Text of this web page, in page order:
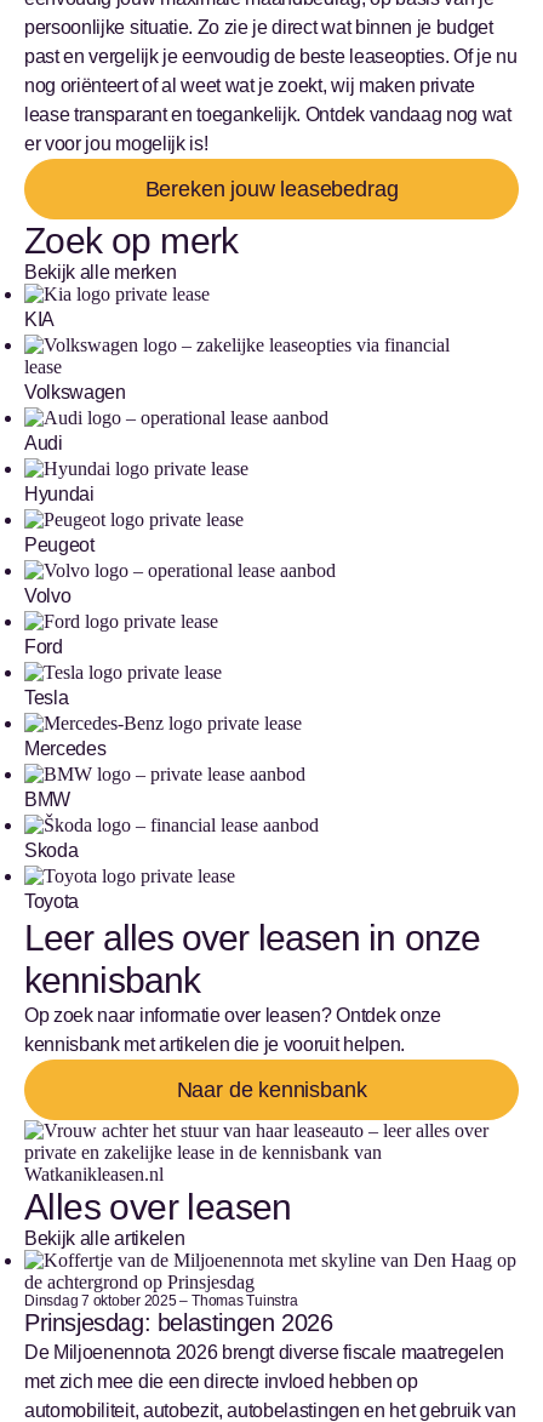
persoonlijke situatie. Zo zie je direct wat binnen je budget
past en vergelijk je eenvoudig de beste leaseopties. Of je nu
nog oriënteert of al weet wat je zoekt, wij maken private
lease transparant en toegankelijk. Ontdek vandaag nog wat
er voor jou mogelijk is!
Bereken jouw leasebedrag
Zoek op merk
Bekijk alle merken
KIA
Volkswagen
Audi
Hyundai
Peugeot
Volvo
Ford
Tesla
Mercedes
BMW
Skoda
Toyota
Leer alles over leasen in onze
kennisbank
Op zoek naar informatie over leasen? Ontdek onze
kennisbank met artikelen die je vooruit helpen.
Naar de kennisbank
Alles over leasen
Bekijk alle artikelen
Dinsdag 7 oktober 2025 – Thomas Tuinstra
Prinsjesdag: belastingen 2026
De Miljoenennota 2026 brengt diverse fiscale maatregelen
met zich mee die een directe invloed hebben op
automobiliteit, autobezit, autobelastingen en het gebruik van